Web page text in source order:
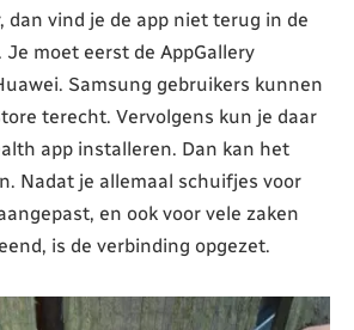
dan vind je de app niet terug in de
Je moet eerst de AppGallery
Samsung gebruikers kunnen
terecht. Vervolgens kun je daar
app installeren. Dan kan het
Nadat je allemaal schuifjes voor
en ook voor vele zaken
is de verbinding opgezet.